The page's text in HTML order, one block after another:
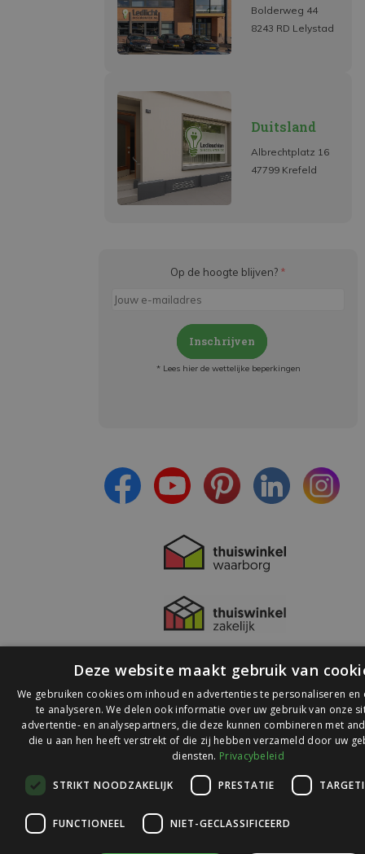
Bolderweg 44
8243 RD Lelystad
Duitsland
Albrechtplatz 16
47799 Krefeld
Op de hoogte blijven? *
Inschrijven
* Lees hier de wettelijke beperkingen
© 2026 Ledlichtdiscounter.nl
op
Webwinkelkeur
Deze website maakt gebruik van
We gebruiken cookies om inhoud en advertenties te personaliseren en
te analyseren. We delen ook informatie over uw gebruik van onze
advertentie- en analysepartners, die deze kunnen combineren met
die u aan hen heeft verstrekt of die zij hebben verzameld door uw
diensten. Privacybeleid
STRIKT NOODZAKELIJK PRESTATIE
FUNCTIONEEL NIET-GECLASSIFICEERD